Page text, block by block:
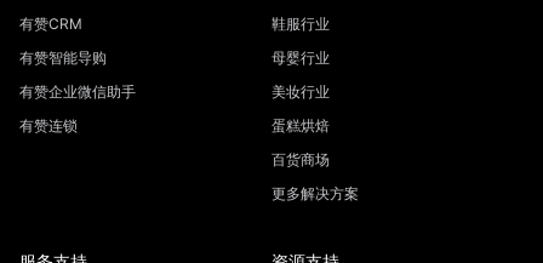
有赞CRM
有赞智能导购
有赞企业微信助手
有赞连锁
鞋服行业
母婴行业
美妆行业
蛋糕烘焙
百货商场
更多解决方案